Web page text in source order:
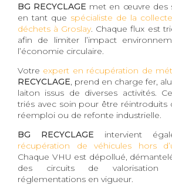
BG RECYCLAGE met en œuvre des
en tant que spécialiste de la
déchets à Groslay. Chaque flux est
afin de limiter l’impact
l’économie circulaire.
Votre expert en récupération de
RECYCLAGE, prend en charge fer,
laiton issus de diverses activités.
triés avec soin pour être réintroduits
réemploi ou de refonte industrielle.
BG RECYCLAGE intervient
récupération de véhicules hors
Chaque VHU est dépollué,
des circuits de valorisation
réglementations en vigueur.